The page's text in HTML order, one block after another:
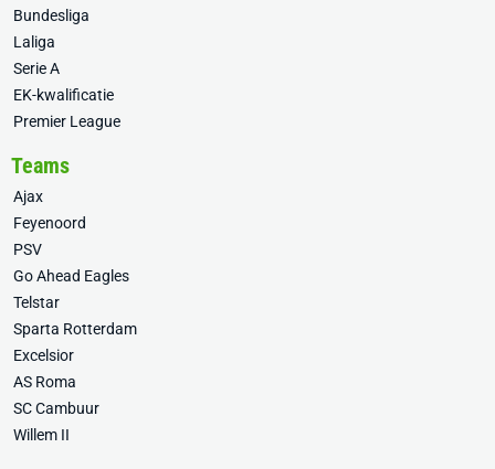
Bundesliga
Laliga
Serie A
EK-kwalificatie
Premier League
Teams
Ajax
Feyenoord
PSV
Go Ahead Eagles
Telstar
Sparta Rotterdam
Excelsior
AS Roma
SC Cambuur
Willem II